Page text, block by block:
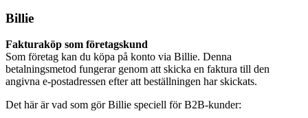
Billie
Fakturaköp som företagskund
Som företag kan du köpa på konto via Billie. Denna
betalningsmetod fungerar genom att skicka en faktura till den
angivna e-postadressen efter att beställningen har skickats.
Det här är vad som gör Billie speciell för B2B-kunder: